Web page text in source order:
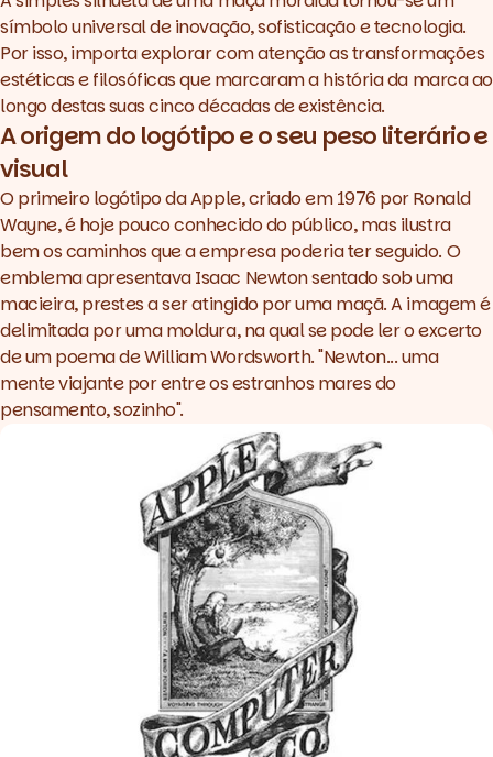
símbolo universal de inovação, sofisticação e tecnologia.
Por isso, importa explorar com atenção as transformações
estéticas e filosóficas que marcaram a história da marca ao
longo destas suas cinco décadas de existência.
A origem do logótipo e o seu peso literário e
visual
O primeiro logótipo da Apple, criado em 1976 por Ronald
Wayne, é hoje pouco conhecido do público, mas ilustra
bem os caminhos que a empresa poderia ter seguido. O
emblema apresentava Isaac Newton sentado sob uma
macieira, prestes a ser atingido por uma maçã. A imagem é
delimitada por uma moldura, na qual se pode ler o excerto
de um poema de William Wordsworth. "Newton... uma
mente viajante por entre os estranhos mares do
pensamento, sozinho".